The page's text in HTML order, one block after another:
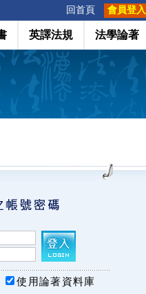
回首頁 會員登入
英譯法規 法學論著
使用論著資料庫